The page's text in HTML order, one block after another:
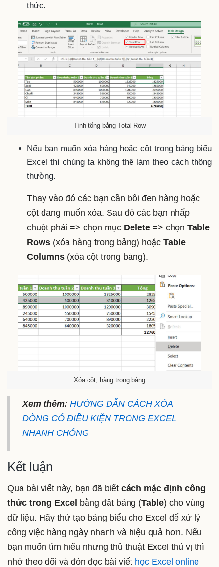
thức.
Tính tổng bằng Total Row
Nếu bạn muốn xóa hàng hoặc cột trong bảng biểu
Excel thì chúng ta không thể làm theo cách thông
thường.
Thay vào đó các bạn cần bôi đen hàng hoặc
cột đang muốn xóa. Sau đó các bạn nhấp
chuột phải => chọn mục Delete => chọn Table
Rows (xóa hàng trong bảng) hoặc Table
Columns (xóa cột trong bảng).
Xóa cột, hàng trong bảng
Xem thêm: HƯỚNG DẪN CÁCH XÓA
DÒNG CÓ ĐIỀU KIỆN TRONG EXCEL
NHANH CHÓNG
Kết luận
Qua bài viết này, bạn đã biết cách mặc định công
thức trong Excel bằng đặt bảng (Table) cho vùng
dữ liệu. Hãy thử tạo bảng biểu cho Excel để xử lý
công việc hàng ngày nhanh và hiệu quả hơn. Nếu
bạn muốn tìm hiểu những thủ thuật Excel thú vị thì
nhớ theo dõi và đón đọc bài viết học Excel online